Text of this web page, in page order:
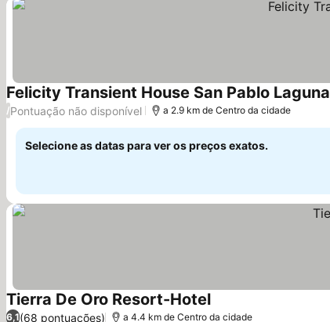
Felicity Transient House San Pablo Laguna
/Pontuação não disponível a 2.9 km de Centro da cidade
Selecione as datas para ver os preços exatos.
Tierra De Oro Resort-HotelVer preços
6,1(68 pontuações) a 4.4 km de Centro da cidade